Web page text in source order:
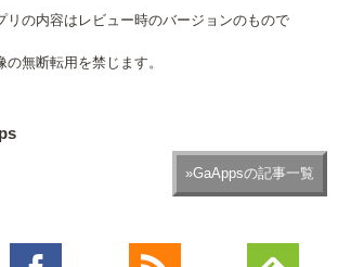
の内容はレビュー時のバージョンのもので
無断転用を禁じます。
»GaAppsの記事一覧